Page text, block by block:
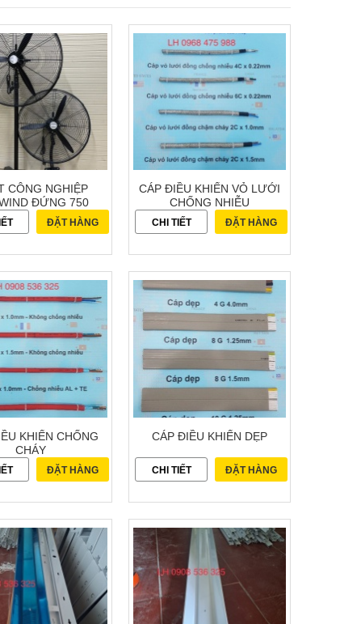
CÔNG NGHIỆP
ĐỨNG 750
ĐẶT HÀNG
CÁP ĐIỀU KHIỂN VỎ LƯỚI
CHỐNG NHIỄU
CHI TIẾT ĐẶT HÀNG
KHIỂN CHỐNG
CHÁY
ĐẶT HÀNG
CÁP ĐIỀU KHIỂN DẸP
CHI TIẾT ĐẶT HÀNG